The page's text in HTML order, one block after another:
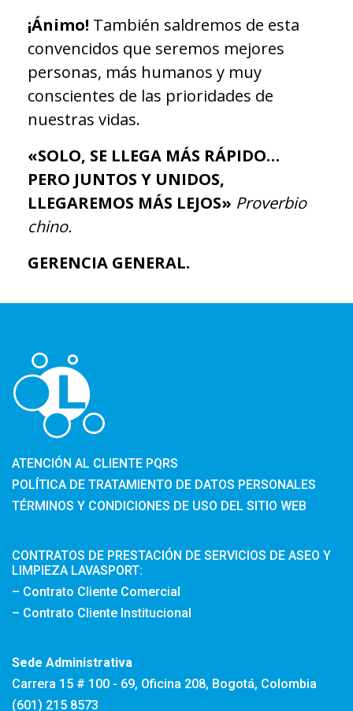
¡Ánimo! También saldremos de esta
convencidos que seremos mejores
personas, más humanos y muy
conscientes de las prioridades de
nuestras vidas.
«SOLO, SE LLEGA MÁS RÁPIDO…
PERO JUNTOS Y UNIDOS,
LLEGAREMOS MÁS LEJOS» Proverbio
chino.
GERENCIA GENERAL.
ATENCIÓN AL CLIENTE PQRS
POLÍTICA DE TRATAMIENTO DE DATOS PERSONALES
TÉRMINOS Y CONDICIONES DE USO DEL SITIO WEB
CONTRATOS DE PRESTACIÓN DE SERVICIOS DE ASEO Y
LIMPIEZA LAVASPORT:
– Contrato Cliente Comercial
– Contrato Cliente Institucional
Sede Administrativa
Carrera 15 # 100 - 69, Oficina 208, Bogotá, Colombia
(601) 215 8573